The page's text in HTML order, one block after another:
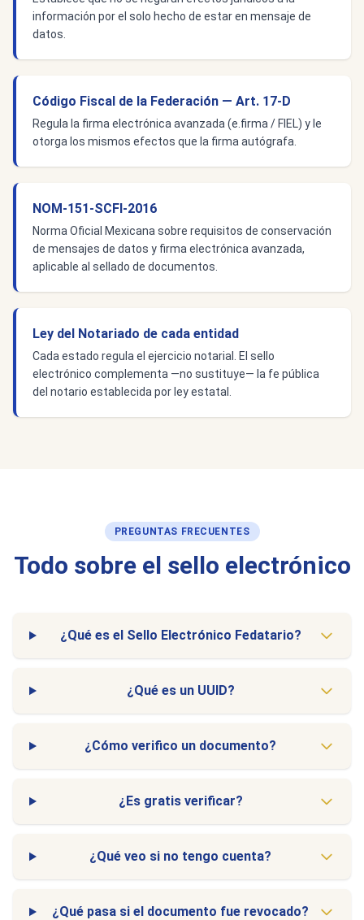
información por el solo hecho de estar en mensaje de
datos.
Código Fiscal de la Federación — Art. 17-D
Regula la firma electrónica avanzada (e.firma / FIEL) y le
otorga los mismos efectos que la firma autógrafa.
NOM-151-SCFI-2016
Norma Oficial Mexicana sobre requisitos de conservación
de mensajes de datos y firma electrónica avanzada,
aplicable al sellado de documentos.
Ley del Notariado de cada entidad
Cada estado regula el ejercicio notarial. El sello
electrónico complementa —no sustituye— la fe pública
del notario establecida por ley estatal.
PREGUNTAS FRECUENTES
Todo sobre el sello electrónico
¿Qué es el Sello Electrónico Fedatario?
¿Qué es un UUID?
¿Cómo verifico un documento?
¿Es gratis verificar?
¿Qué veo si no tengo cuenta?
¿Qué pasa si el documento fue revocado?